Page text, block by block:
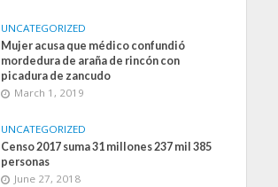
UNCATEGORIZED
Mujer acusa que médico confundió
mordedura de araña de rincón con
picadura de zancudo
March 1, 2019
UNCATEGORIZED
Censo 2017 suma 31 millones 237 mil 385
personas
June 27, 2018